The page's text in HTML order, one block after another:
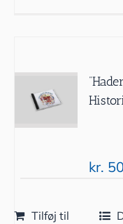
kr.
Tilføj til